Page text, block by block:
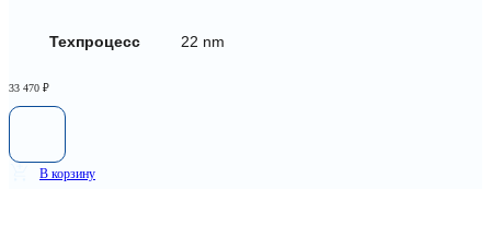
Техпроцесс 22 nm
33 470 ₽
В корзину